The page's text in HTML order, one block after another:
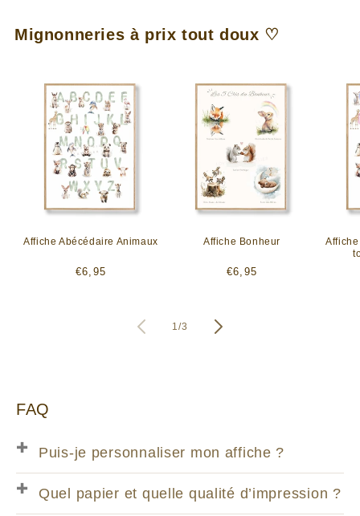
Mignonneries à prix tout doux ♡
Affiche Abécédaire Animaux
Prix
€6,95
Affiche Bonheur
Prix
€6,95
1/de
3
FAQ
Puis-je personnaliser mon affiche ?
Quel papier et quelle qualité d’impression ?